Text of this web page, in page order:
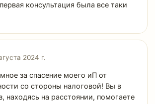
консультация была все таки
2024 г.
за спасение моего иП от
со стороны налоговой! Вы в
находясь на расстоянии, помогаете